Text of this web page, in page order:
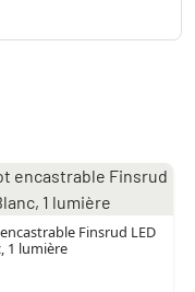
Finsrud LED
1 lumière